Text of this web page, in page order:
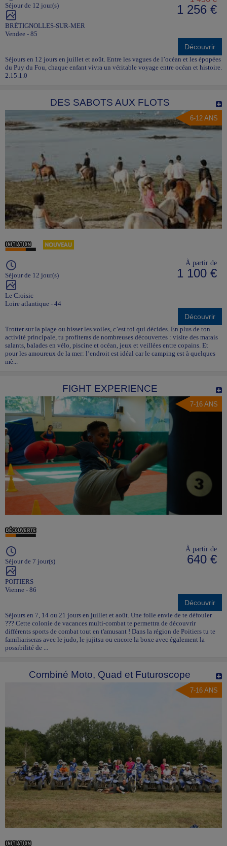
Séjour de 12 jour(s)
BRÉTIGNOLLES-SUR-MER
Vendee - 85
1 256 €
Découvrir
Séjours en 12 jours en juillet et août. Entre les vagues de l’océan et les épopées
du Puy du Fou, chaque enfant vivra un véritable voyage entre océan et histoire.
2.15.1.0
DES SABOTS AUX FLOTS
6-12 ANS
Séjour de 12 jour(s)
Le Croisic
Loire atlantique - 44
À partir de
1 100 €
Découvrir
Trotter sur la plage ou hisser les voiles, c’est toi qui décides. En plus de ton
activité principale, tu profiteras de nombreuses découvertes : visite des marais
salants, balades en vélo, piscine et océan, jeux et veillées entre copains. Et
pour les amoureux de la mer: l’endroit est idéal car le camping est à quelques
mè...
FIGHT EXPERIENCE
7-16 ANS
Séjour de 7 jour(s)
POITIERS
Vienne - 86
À partir de
640 €
Découvrir
Séjours en 7, 14 ou 21 jours en juillet et août. Une folle envie de te défouler
??? Cette colonie de vacances multi-combat te permettra de découvrir
différents sports de combat tout en t'amusant ! Dans la région de Poitiers tu te
familiariseras avec le judo, le jujitsu ou encore la boxe avec également la
possibilité de ...
Combiné Moto, Quad et Futuroscope
7-16 ANS